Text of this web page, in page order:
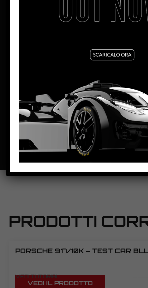
MOTORE AW: King Evo3 21.400 rpm
Shark 25.000 rpm
21.1g
SCHEDA
PRODOTTI
PORSCHE 917/10K – TEST CAR
VEDI TUTORIAL
VEDI IL PRODOTTO